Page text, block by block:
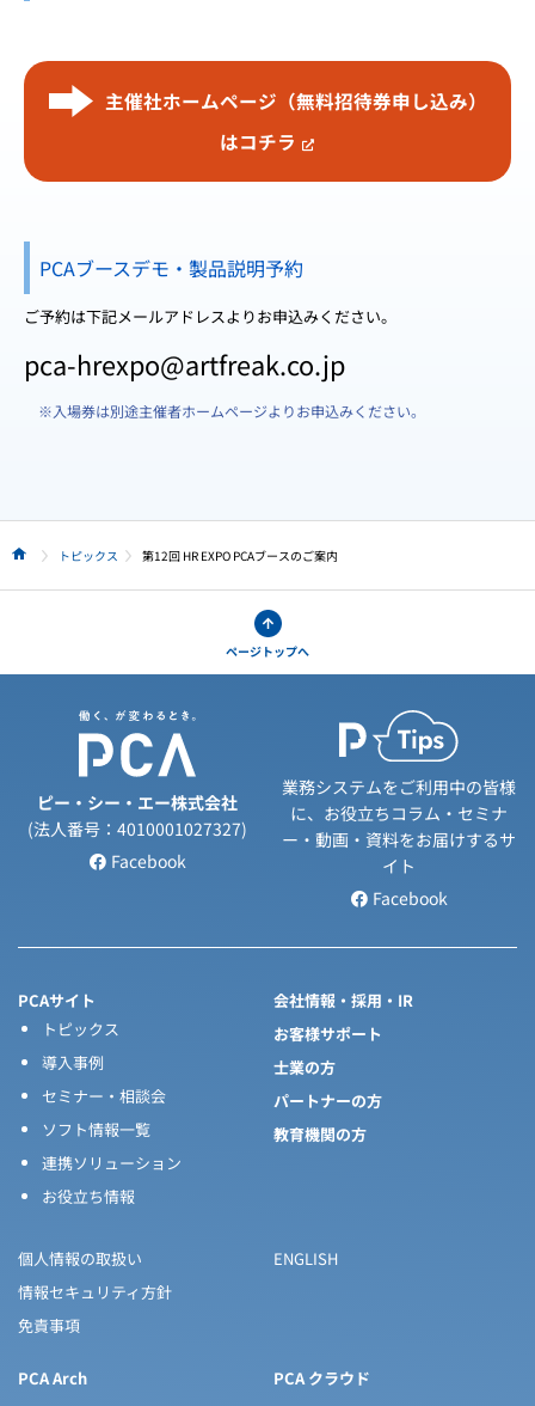
主催社ホームページ（無料招待券申し込み）
はコチラ
PCAブースデモ・製品説明予約
ご予約は下記メールアドレスよりお申込みください。
pca-hrexpo@artfreak.co.jp
※入場券は別途主催者ホームページよりお申込みください。
HOME トピックス 第12回 HR EXPO PCAブースのご案内
ページトップへ
ピー・シー・エー株式会社
(法人番号：4010001027327)
Facebook
業務システムをご利用中の皆様
に、お役立ちコラム・セミナ
ー・動画・資料をお届けするサ
イト
Facebook
PCAサイト
トピックス
導入事例
セミナー・相談会
ソフト情報一覧
連携ソリューション
お役立ち情報
会社情報・採用・IR
お客様サポート
士業の方
パートナーの方
教育機関の方
個人情報の取扱い
情報セキュリティ方針
免責事項
ENGLISH
PCA Arch
PCA クラウド